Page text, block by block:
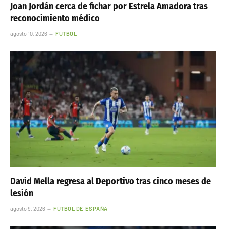
Joan Jordán cerca de fichar por Estrela Amadora tras
reconocimiento médico
agosto 10, 2026 FÚTBOL
David Mella regresa al Deportivo tras cinco meses de
lesión
agosto 9, 2026 FÚTBOL DE ESPAÑA